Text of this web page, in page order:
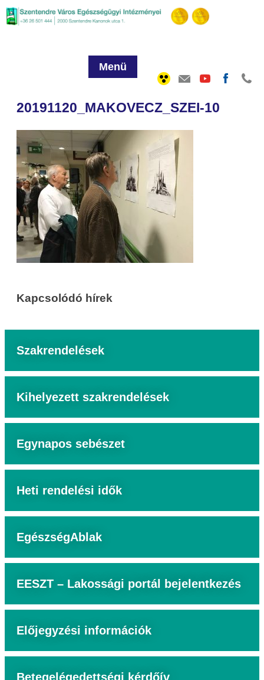
Menü
20191120_MAKOVECZ_SZEI-10
Kapcsolódó hírek
Szakrendelések
Kihelyezett szakrendelések
Egynapos sebészet
Heti rendelési idők
EgészségAblak
EESZT – Lakossági portál bejelentkezés
Előjegyzési információk
Betegelégedettségi kérdőív